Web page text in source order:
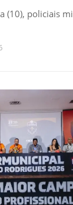
(10), policiais